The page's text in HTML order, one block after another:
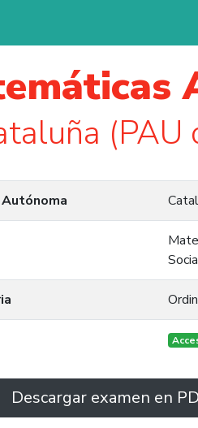
(PAU
Descargar examen en